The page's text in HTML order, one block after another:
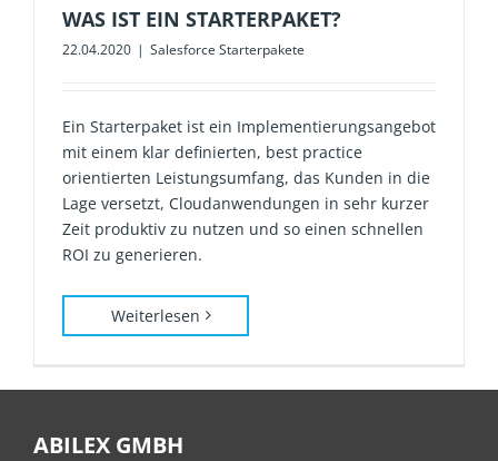
WAS IST EIN STARTERPAKET?
22.04.2020 | Salesforce Starterpakete
Ein Starterpaket ist ein Implementierungsangebot
mit einem klar definierten, best practice
orientierten Leistungsumfang, das Kunden in die
Lage versetzt, Cloudanwendungen in sehr kurzer
Zeit produktiv zu nutzen und so einen schnellen
ROI zu generieren.
Weiterlesen
ABILEX GMBH